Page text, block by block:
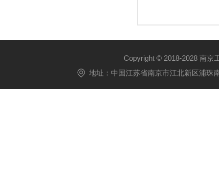
Copyright © 2018-2028 南京
地址：中国江苏省南京市江北新区浦珠